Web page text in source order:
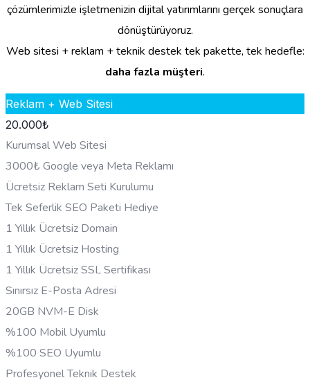
çözümlerimizle işletmenizin dijital yatırımlarını gerçek sonuçlara
dönüştürüyoruz.
Web sitesi + reklam + teknik destek tek pakette, tek hedefle:
daha fazla müşteri.
Reklam + Web Sitesi
20.000₺
Kurumsal Web Sitesi
3000₺ Google veya Meta Reklamı
Ücretsiz Reklam Seti Kurulumu
Tek Seferlik SEO Paketi Hediye
1 Yıllık Ücretsiz Domain
1 Yıllık Ücretsiz Hosting
1 Yıllık Ücretsiz SSL Sertifikası
Sınırsız E-Posta Adresi
20GB NVM-E Disk
%100 Mobil Uyumlu
%100 SEO Uyumlu
Profesyonel Teknik Destek